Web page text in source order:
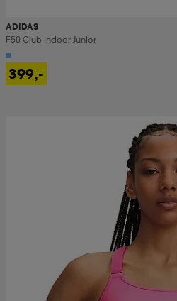
ADIDAS
F50 Club Indoor Junior
399,-